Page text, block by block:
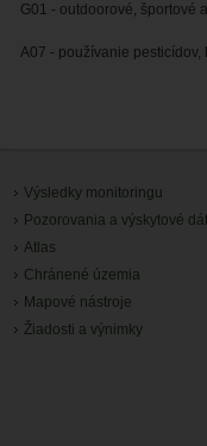
G01 - outdoorové, športové
A07 - používanie
Výsledky monitoringu
Pozorovania a výskytové
Atlas
Chránené územia
Mapové nástroje
Žiadosti a výnimky